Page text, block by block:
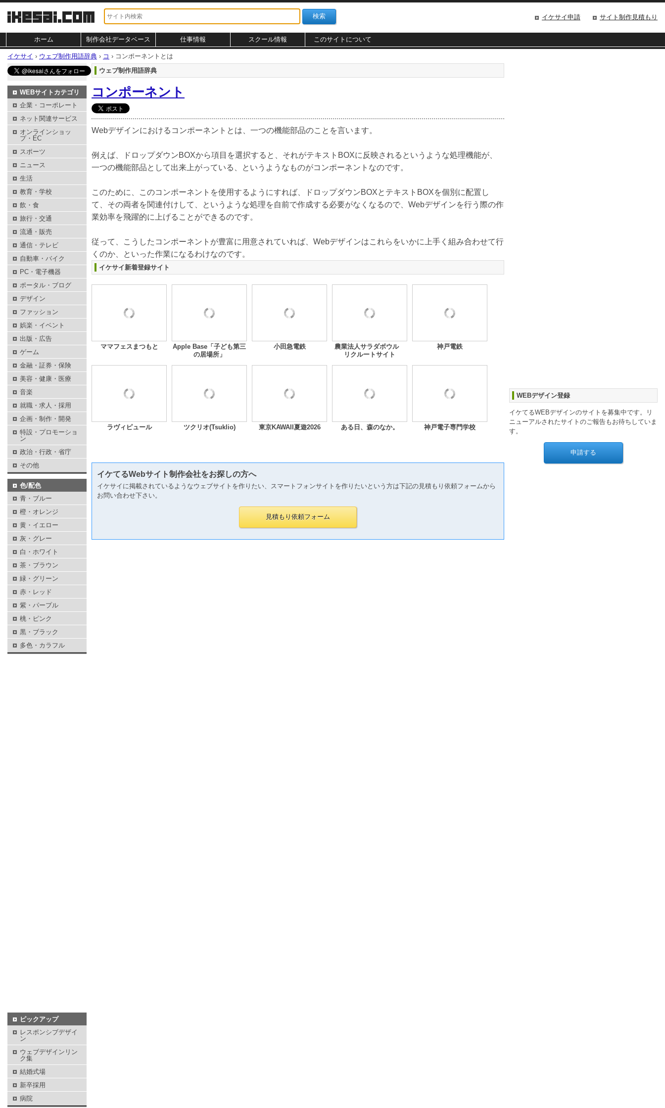
ホーム 制作会社データベース 仕事情報 スクール情報 このサイトについて
イケサイ申請 サイト制作見積もり
イケサイ › ウェブ制作用語辞典 › コ › コンポーネントとは
ウェブ制作用語辞典
コンポーネント
Webデザインにおけるコンポーネントとは、一つの機能部品のことを言います。
例えば、ドロップダウンBOXから項目を選択すると、それがテキストBOXに反映されるというような処理機能が、
一つの機能部品として出来上がっている、というようなものがコンポーネントなのです。
このために、このコンポーネントを使用するようにすれば、ドロップダウンBOXとテキストBOXを個別に配置し
て、その両者を関連付けして、というような処理を自前で作成する必要がなくなるので、Webデザインを行う際の作
業効率を飛躍的に上げることができるのです。
従って、こうしたコンポーネントが豊富に用意されていれば、Webデザインはこれらをいかに上手く組み合わせて行
くのか、といった作業になるわけなのです。
イケサイ新着登録サイト
ママフェスまつもと
Apple Base「子ども第三
の居場所」
小田急電鉄
農業法人サラダボウル
リクルートサイト
神戸電鉄
ラヴィピュール ツクリオ(Tsuklio) 東京KAWAII夏遊2026 ある日、森のなか。 神戸電子専門学校
イケてるWebサイト制作会社をお探しの方へ
イケサイに掲載されているようなウェブサイトを作りたい、スマートフォンサイトを作りたいという方は下記の見積もり依頼フォームから
お問い合わせ下さい。
WEBデザイン登録
イケてるWEBデザインのサイトを募集中です。リ
ニューアルされたサイトのご報告もお待ちしていま
す。
WEBサイトカテゴリ
企業・コーポレート
ネット関連サービス
オンラインショッ
プ・EC
スポーツ
ニュース
生活
教育・学校
飲・食
旅行・交通
流通・販売
通信・テレビ
自動車・バイク
PC・電子機器
ポータル・ブログ
デザイン
ファッション
娯楽・イベント
出版・広告
ゲーム
金融・証券・保険
美容・健康・医療
音楽
就職・求人・採用
企画・制作・開発
特設・プロモーショ
ン
政治・行政・省庁
その他
色/配色
青・ブルー
橙・オレンジ
黄・イエロー
灰・グレー
白・ホワイト
茶・ブラウン
緑・グリーン
赤・レッド
紫・パープル
桃・ピンク
黒・ブラック
多色・カラフル
ピックアップ
レスポンシブデザイ
ン
ウェブデザインリン
ク集
結婚式場
新卒採用
病院